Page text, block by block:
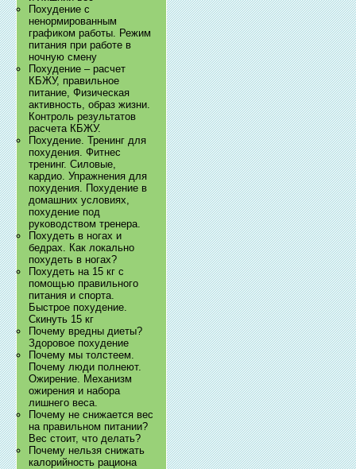
Похудение с
ненормированным
графиком работы. Режим
питания при работе в
ночную смену
Похудение – расчет
КБЖУ, правильное
питание, Физическая
активность, образ жизни.
Контроль результатов
расчета КБЖУ.
Похудение. Тренинг для
похудения. Фитнес
тренинг. Силовые,
кардио. Упражнения для
похудения. Похудение в
домашних условиях,
похудение под
руководством тренера.
Похудеть в ногах и
бедрах. Как локально
похудеть в ногах?
Похудеть на 15 кг с
помощью правильного
питания и спорта.
Быстрое похудение.
Скинуть 15 кг
Почему вредны диеты?
Здоровое похудение
Почему мы толстеем.
Почему люди полнеют.
Ожирение. Механизм
ожирения и набора
лишнего веса.
Почему не снижается вес
на правильном питании?
Вес стоит, что делать?
Почему нельзя снижать
калорийность рациона